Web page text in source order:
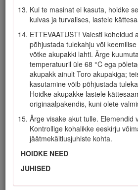
Kui te masinat ei kasuta, hoidke
kuivas ja turvalises, lastele
ETTEVAATUST! Valesti koheldud
põhjustada tulekahju või
võtke akupakki lahti. Ärge
temperatuuril üle 68 °C ega
akupakk ainult Toro akupakiga;
kasutamine võib põhjustada
Hoidke akupakke lastele
originaalpakendis, kuni olete
Ärge visake akut tulle. Elemendid
Kontrollige kohalikke eeskirju
jäätmekäitlusjuhiste kohta.
HOIDKE NEED
JUHISED
Kui masin tabab mõnda eset või
lülitage see viivitamatult välja,
käivituslüliti, eemaldage akupakk ja
liikumine lõpeb, enne kui hakkate
kahjustuste suhtes. Enne tööde
vajalikud parandustööd.
Enne masina laadimist
eemaldage elektriline käivituslüliti.
Ebasoodsates tingimustes võib
vedelikke; vältige kontakti.
loputage veega. Vedeliku sattumisel
poole. Akupakist lekkinud vedelik
või põletust.
IV. Hooldus ja hoiustamine
Enne masina seadistamist,
hoiustamist peatage masin,
käivituslüliti, eemaldage akupakk